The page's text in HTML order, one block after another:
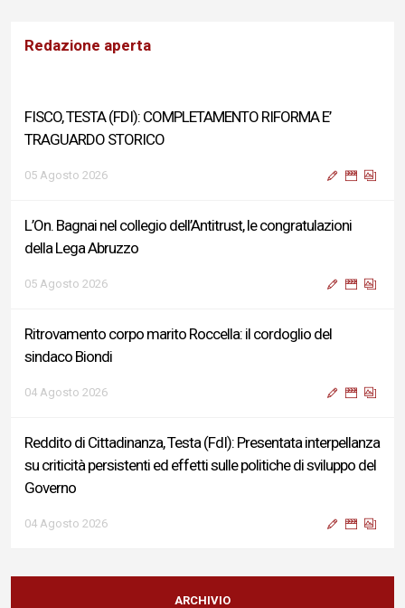
Redazione aperta
FISCO, TESTA (FDI): COMPLETAMENTO RIFORMA E’
TRAGUARDO STORICO
05 Agosto 2026
L’On. Bagnai nel collegio dell’Antitrust, le congratulazioni
della Lega Abruzzo
05 Agosto 2026
Ritrovamento corpo marito Roccella: il cordoglio del
sindaco Biondi
04 Agosto 2026
Reddito di Cittadinanza, Testa (FdI): Presentata interpellanza
su criticità persistenti ed effetti sulle politiche di sviluppo del
Governo
04 Agosto 2026
Sigismondi, Liris e Testa: “Profondo cordoglio e vicinanza al
Ministro Roccella e alla sua famiglia”
ARCHIVIO